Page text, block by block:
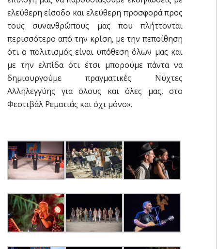
ελεύθερη είσοδο και ελεύθερη προσφορά προς
τους συνανθρώπους μας που πλήττονται
περισσότερο από την κρίση, με την πεποίθηση
ότι ο πολιτισμός είναι υπόθεση όλων μας και
με την ελπίδα ότι έτσι μπορούμε πάντα να
δημιουργούμε πραγματικές Νύχτες
Αλληλεγγύης για όλους και όλες μας, στο
Φεστιβάλ Ρεματιάς και όχι μόνο».